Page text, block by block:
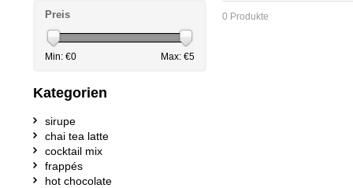
0 Produkte
Preis
Min: €0 Max: €5
Kategorien
sirupe
chai tea latte
cocktail mix
frappés
hot chocolate